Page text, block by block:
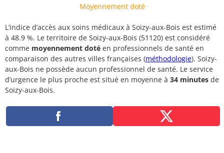
Moyennement doté
L’indice d’accès aux soins médicaux à Soizy-aux-Bois est estimé
à 48.9 %. Le territoire de Soizy-aux-Bois (51120) est considéré
comme moyennement doté en professionnels de santé en
comparaison des autres villes françaises (méthodologie). Soizy-
aux-Bois ne possède aucun professionnel de santé. Le service
d’urgence le plus proche est situé en moyenne à 34 minutes de
Soizy-aux-Bois.